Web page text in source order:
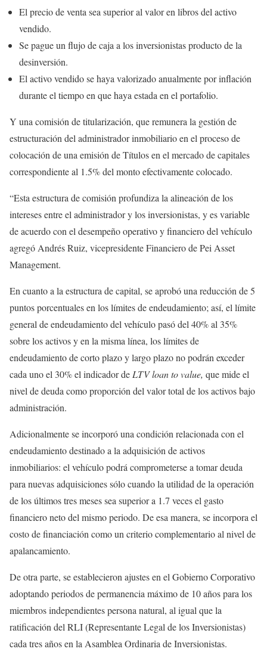
El precio de venta sea superior al valor en libros del activo
vendido.
Se pague un flujo de caja a los inversionistas producto de la
desinversión.
El activo vendido se haya valorizado anualmente por inflación
durante el tiempo en que haya estada en el portafolio.
Y una comisión de titularización, que remunera la gestión de
estructuración del administrador inmobiliario en el proceso de
colocación de una emisión de Títulos en el mercado de capitales
correspondiente al 1.5% del monto efectivamente colocado.
“Esta estructura de comisión profundiza la alineación de los
intereses entre el administrador y los inversionistas, y es variable
de acuerdo con el desempeño operativo y financiero del vehículo
agregó Andrés Ruiz, vicepresidente Financiero de Pei Asset
Management.
En cuanto a la estructura de capital, se aprobó una reducción de 5
puntos porcentuales en los límites de endeudamiento; así, el límite
general de endeudamiento del vehículo pasó del 40% al 35%
sobre los activos y en la misma línea, los límites de
endeudamiento de corto plazo y largo plazo no podrán exceder
cada uno el 30% el indicador de LTV loan to value, que mide el
nivel de deuda como proporción del valor total de los activos bajo
administración.
Adicionalmente se incorporó una condición relacionada con el
endeudamiento destinado a la adquisición de activos
inmobiliarios: el vehículo podrá comprometerse a tomar deuda
para nuevas adquisiciones sólo cuando la utilidad de la operación
de los últimos tres meses sea superior a 1.7 veces el gasto
financiero neto del mismo periodo. De esa manera, se incorpora el
costo de financiación como un criterio complementario al nivel de
apalancamiento.
De otra parte, se establecieron ajustes en el Gobierno Corporativo
adoptando periodos de permanencia máximo de 10 años para los
miembros independientes persona natural, al igual que la
ratificación del RLI (Representante Legal de los Inversionistas)
cada tres años en la Asamblea Ordinaria de Inversionistas.